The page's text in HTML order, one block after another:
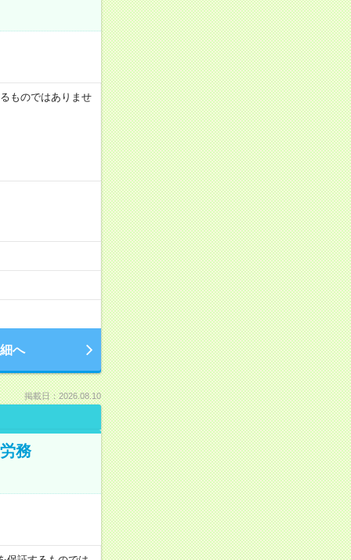
ものではありませ
へ
掲載日：2026.08.10
務